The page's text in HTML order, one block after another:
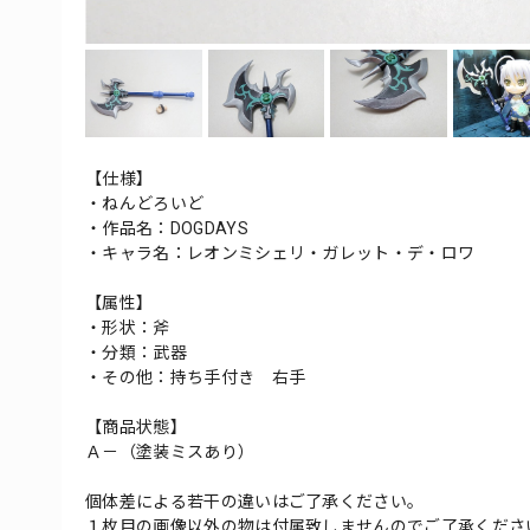
【仕様】
・ねんどろいど
・作品名：DOGDAYS
・キャラ名：レオンミシェリ・ガレット・デ・ロワ
【属性】
・形状：斧
・分類：武器
・その他：持ち手付き 右手
【商品状態】
Ａ－（塗装ミスあり）
個体差による若干の違いはご了承ください。
１枚目の画像以外の物は付属致しませんのでご了承くださ